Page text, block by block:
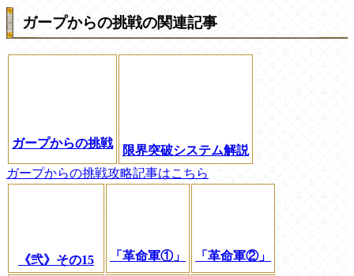
ガープからの挑戦の関連記事
ガープからの挑戦
限界突破システム解説
ガープからの挑戦攻略記事はこちら
《弐》その15 「革命軍①」 「革命軍②」